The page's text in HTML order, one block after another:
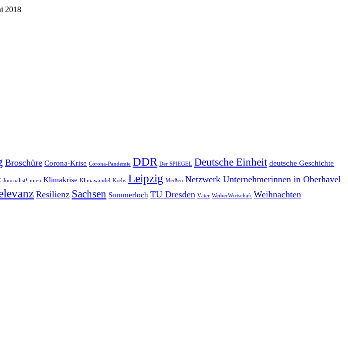
2018
Broschüre Corona-Krise Corona-Pandemie DDR Der SPIEGEL Deutsche Einheit deutsche Geschichte
Journalist*innen Klimakrise Klimawandel Krebs Leipzig Meißen Netzwerk Unternehmerinnen in Oberhavel
Resilienz Sachsen Sommerloch TU Dresden Väter WeiberWirtschaft Weihnachten